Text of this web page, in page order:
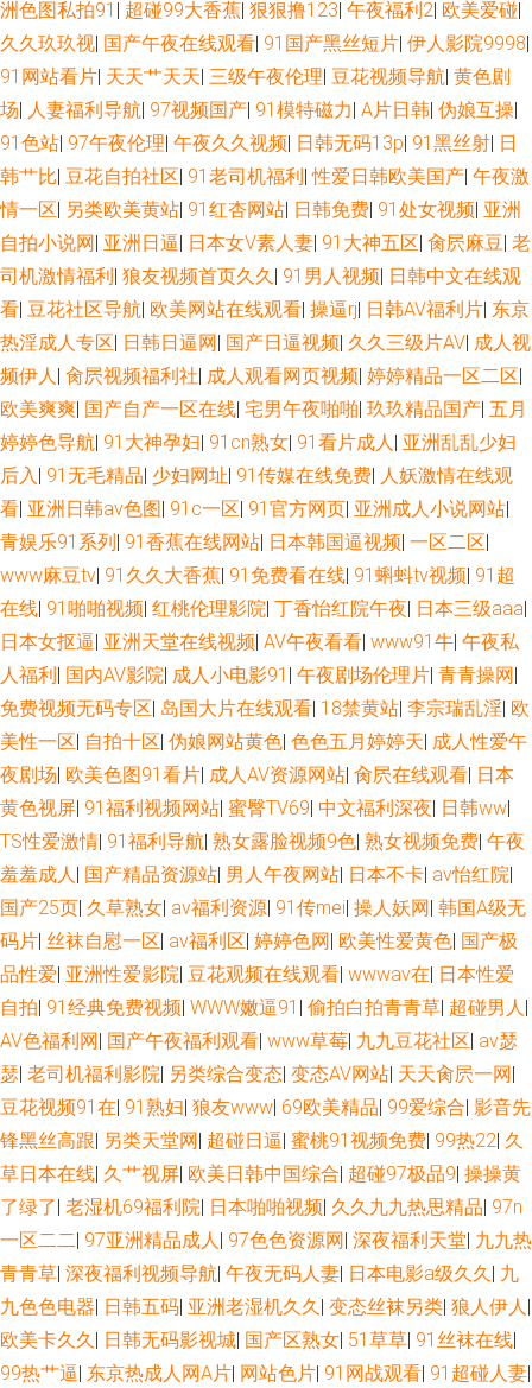
洲色图私拍91 | 超碰99大香蕉| 狠狠撸123| 午夜福利2| 欧美爱碰|
久久玖玖视| 国产午夜在线观看| 91国产黑丝短片| 伊人影院9998|
91网站看片| 天天艹天天| 三级午夜伦理| 豆花视频导航| 黄色剧
场| 人妻福利导航| 97视频国产| 91模特磁力| A片日韩| 伪娘互操|
91色站| 97午夜伦理| 午夜久久视频| 日韩无码13p| 91黑丝射| 日
韩艹比| 豆花自拍社区| 91老司机福利|性爱日韩欧美国产| 午夜激
情一区| 另类欧美黄站| 91红杏网站| 日韩免费| 91处女视频| 亚洲
自拍小说网| 亚洲日逼| 日本女V素人妻| 91大神五区| 肏屄麻豆| 老
司机激情福利| 狼友视频首页久久| 91男人视频| 日韩中文在线观
看| 豆花社区导航| 欧美网站在线观看| 操逼rj| 日韩AV福利片| 东京
热淫成人专区| 日韩日逼网| 国产日逼视频| 久久三级片AV| 成人视
频伊人| 肏屄视频福利社| 成人观看网页视频| 婷婷精品一区二区|
欧美爽爽| 国产自产一区在线| 宅男午夜啪啪| 玖玖精品国产| 五月
婷婷色导航| 91大神孕妇| 91cn熟女| 91看片成人| 亚洲乱乱少妇
后入| 91无毛精品| 少妇网址| 91传媒在线免费| 人妖激情在线观
看| 亚洲日韩av色图| 91c一区| 91官方网页| 亚洲成人小说网站|
青娱乐91系列| 91香蕉在线网站| 日本韩国逼视频| 一区二区|
www麻豆tv| 91久久大香蕉| 91免费看在线| 91蝌蚪tv视频| 91超
在线| 91啪啪视频| 红桃伦理影院| 丁香怡红院午夜| 日本三级aaa|
日本女抠逼| 亚洲天堂在线视频| AV午夜看看| www91牛| 午夜私
人福利| 国内AV影院| 成人小电影91 | 午夜剧场伦理片| 青青操网|
免费视频无码专区| 岛国大片在线观看| 18禁黄站| 李宗瑞乱淫| 欧
美性一区| 自拍十区| 伪娘网站黄色| 色色五月婷婷天| 成人性爱午
夜剧场| 欧美色图91看片| 成人AV资源网站| 肏屄在线观看| 日本
黄色视屏| 91福利视频网站| 蜜臀TV69| 中文福利深夜| 日韩ww|
TS性爱激情| 91福利导航| 熟女露脸视频9色| 熟女视频免费| 午夜
羞羞成人| 国产精品资源站| 男人午夜网站| 日本不卡| av怡红院|
国产25页| 久草熟女| av福利资源| 91传mei| 操人妖网| 韩国A级无
码片| 丝袜自慰一区| av福利区| 婷婷色网| 欧美性爱黄色| 国产极
品性爱| 亚洲性爱影院| 豆花观频在线观看| wwwav在| 日本性爱
自拍| 91经典免费视频| WWW嫩逼91 | 偷拍白拍青青草| 超碰男人|
AV色福利网| 国产午夜福利观看| www草莓| 九九豆花社区| av瑟
瑟| 老司机福利影院| 另类综合变态| 变态AV网站| 天天肏屄一网|
豆花视频91在| 91熟妇| 狼友www| 69欧美精品| 99爱综合| 影音先
锋黑丝高跟| 另类天堂网| 超碰日逼| 蜜桃91视频免费| 99热22| 久
草日本在线| 久艹视屏| 欧美日韩中国综合| 超碰97极品9| 操操黄
了绿了| 老湿机69福利院| 日本啪啪视频| 久久九九热思精品| 97n
一区二二| 97亚洲精品成人| 97色色资源网| 深夜福利天堂| 九九热
青青草| 深夜福利视频导航| 午夜无码人妻| 日本电影a级久久| 九
九色色电器| 日韩五码| 亚洲老湿机久久| 变态丝袜另类| 狼人伊人|
欧美卡久久| 日韩无码影视城| 国产区熟女| 51草草| 91丝袜在线|
99热艹逼| 东京热成人网A片| 网站色片| 91网战观看| 91超碰人妻|